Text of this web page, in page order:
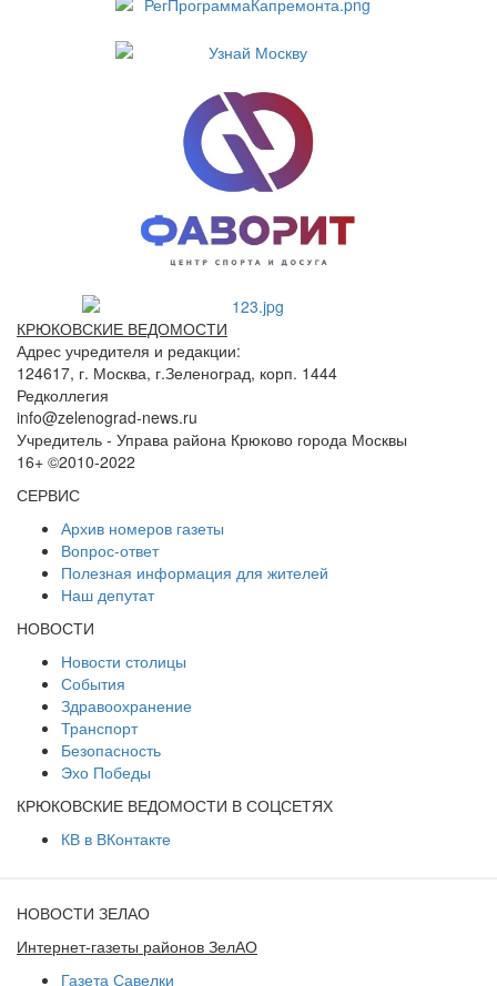
КРЮКОВСКИЕ ВЕДОМОСТИ
Адрес учредителя и редакции:
124617, г. Москва, г.Зеленоград, корп. 1444
Редколлегия
info@zelenograd-news.ru
Учредитель - Управа района Крюково города Москвы
16+ ©2010-2022
СЕРВИС
Архив номеров газеты
Вопрос-ответ
Полезная информация для жителей
Наш депутат
НОВОСТИ
Новости столицы
События
Здравоохранение
Транспорт
Безопасность
Эхо Победы
КРЮКОВСКИЕ ВЕДОМОСТИ В СОЦСЕТЯХ
КВ в ВКонтакте
НОВОСТИ ЗЕЛАО
Интернет-газеты районов ЗелАО
Газета Савелки